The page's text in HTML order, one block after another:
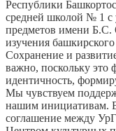
Республики
средней школой № 1 с
предметов имени Б.С.
изучения
Сохранение и
важно, поскольку
идентичность,
Мы чувствуем
нашим инициативам.
соглашение между